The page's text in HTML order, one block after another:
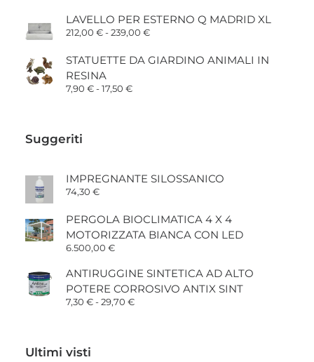
prezzo:
da
18,20 €
18,90 €
LAVELLO PER ESTERNO Q MADRID XL
212,00 €-239,00 €Fascia
da
STATUETTE DA GIARDINO ANIMALI IN
RESINA
7,90 €-17,50 €Fascia
Suggeriti
IMPREGNANTE SILOSSANICO
74,30 €
PERGOLA BIOCLIMATICA 4 X 4
MOTORIZZATA BIANCA CON LED
6.500,00 €
ANTIRUGGINE SINTETICA AD ALTO
POTERE CORROSIVO ANTIX SINT
7,30 €-29,70 €Fascia
Ultimi visti